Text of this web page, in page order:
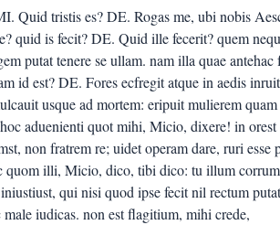
Quid tristis es? DE. Rogas me, ubi nobis
quid is fecit? DE. Quid ille fecerit? quem
putat tenere se ullam. nam illa quae antehac
id est? DE. Fores ecfregit atque in aedis
usque ad mortem: eripuit mulierem quam
aduenienti quot mihi, Micio, dixere! in
non fratrem re; uidet operam dare, ruri esse
quom illi, Micio, dico, tibi dico: tu illum
qui nisi quod ipse fecit nil rectum
iudicas. non est flagitium, mihi crede,